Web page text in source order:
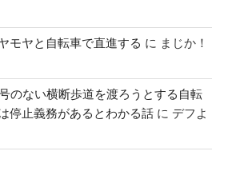
モヤと自転車で直進する に まじか！
のない横断歩道を渡ろうとする自転
停止義務があるとわかる話 に デフよ